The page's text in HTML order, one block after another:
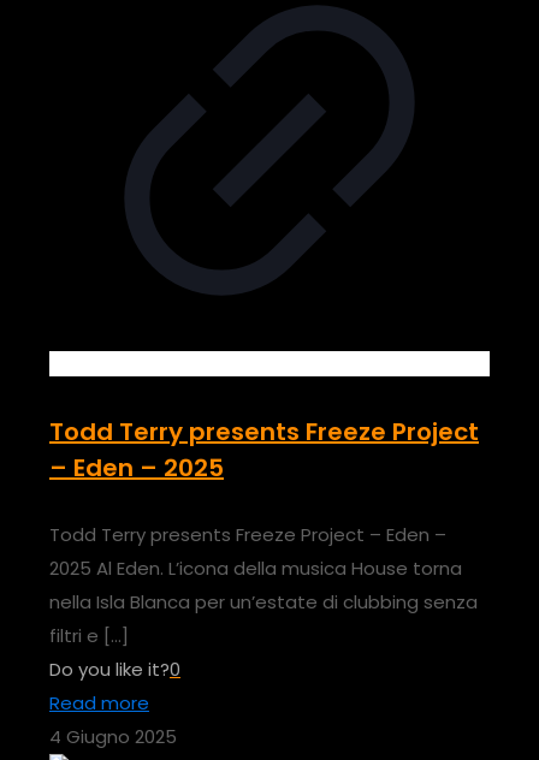
Todd Terry presents Freeze Project
– Eden – 2025
Todd Terry presents Freeze Project – Eden –
2025 Al Eden. L’icona della musica House torna
nella Isla Blanca per un’estate di clubbing senza
filtri e […]
Do you like it?0
Read more
4 Giugno 2025